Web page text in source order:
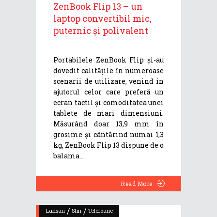
ZenBook Flip 13 – un
laptop convertibil mic,
puternic și polivalent
Portabilele ZenBook Flip și-au
dovedit calitățile în numeroase
scenarii de utilizare, venind în
ajutorul celor care preferă un
ecran tactil și comoditatea unei
tablete de mari dimensiuni.
Măsurând doar 13,9 mm în
grosime și cântărind numai 1,3
kg, ZenBook Flip 13 dispune de o
balama
Read More
Lansari / Stiri / Telefoane